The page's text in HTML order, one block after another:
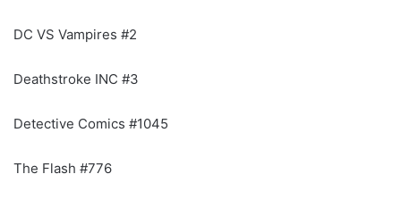
DC VS Vampires #2
Deathstroke INC #3
Detective Comics #1045
The Flash #776